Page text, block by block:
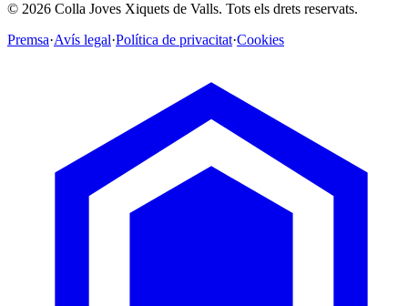
© 2026 Colla Joves Xiquets de Valls. Tots els drets reservats.
Premsa·Avís legal·Política de privacitat·Cookies